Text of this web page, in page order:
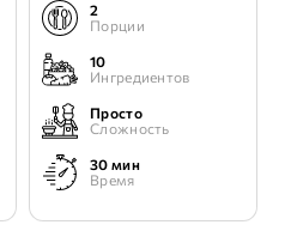
2
Порции
10
Ингредиентов
Просто
Сложность
30 мин
Время